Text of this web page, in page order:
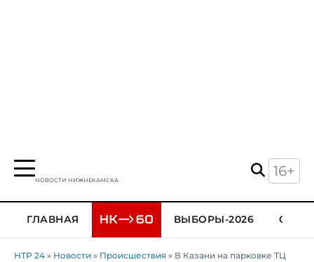
НОВОСТИ НИЖНЕКАМСКА
16+
ГЛАВНАЯ ВЫБОРЫ-2026
НТР 24 » Новости » Происшествия » В Казани на парковке ТЦ